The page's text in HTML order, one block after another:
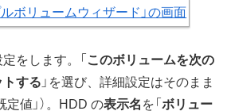
をします。「 このボリュームを次の
する 」を選び、詳細設定はそのまま
定値」）。HDD の表示名 を「ボリュー